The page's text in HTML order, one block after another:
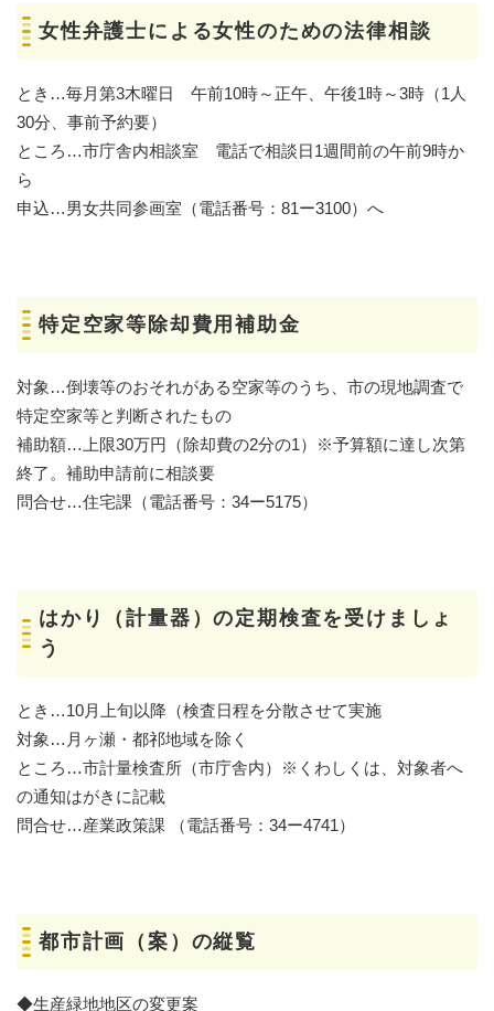
女性弁護士による女性のための法律相談
とき…毎月第3木曜日 午前10時～正午、午後1時～3時（1人
30分、事前予約要）
ところ…市庁舎内相談室 電話で相談日1週間前の午前9時か
ら
申込…男女共同参画室（電話番号：81ー3100）へ
特定空家等除却費用補助金
対象…倒壊等のおそれがある空家等のうち、市の現地調査で
特定空家等と判断されたもの
補助額…上限30万円（除却費の2分の1）※予算額に達し次第
終了。補助申請前に相談要
問合せ…住宅課（電話番号：34ー5175）
はかり（計量器）の定期検査を受けましょ
う
とき…10月上旬以降（検査日程を分散させて実施
対象…月ヶ瀬・都祁地域を除く
ところ…市計量検査所（市庁舎内）※くわしくは、対象者へ
の通知はがきに記載
問合せ…産業政策課 （電話番号：34ー4741）
都市計画（案）の縦覧
◆生産緑地地区の変更案